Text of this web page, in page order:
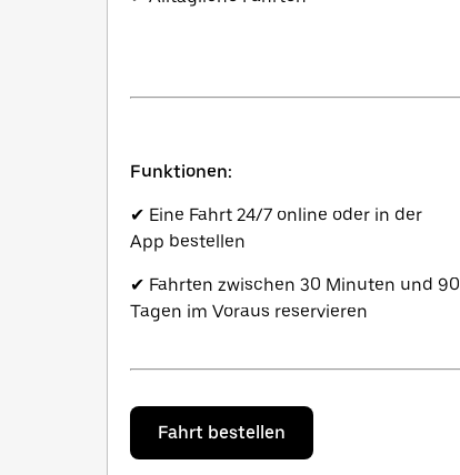
Funktionen:
✔ Eine Fahrt 24/7 online oder in der
App bestellen
✔ Fahrten zwischen 30 Minuten und 90
Tagen im Voraus reservieren
Fahrt bestellen